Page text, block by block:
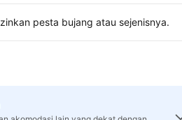
pesta bujang atau sejenisnya.